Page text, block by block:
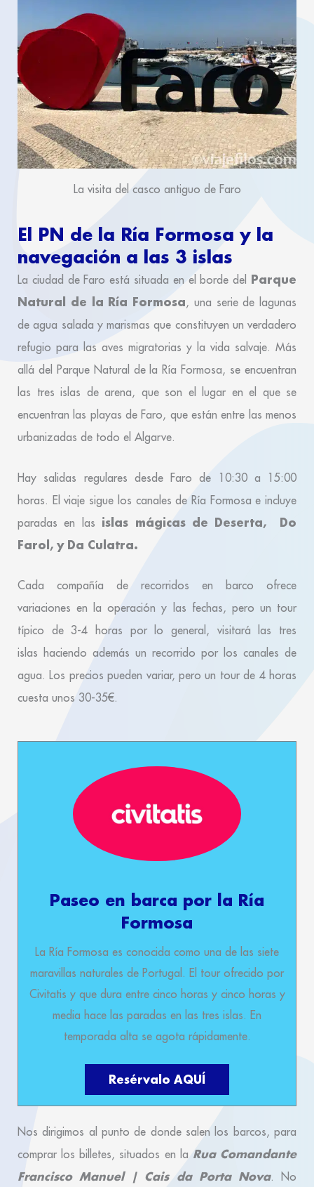
La visita del casco antiguo de Faro
El PN de la Ría Formosa y la
navegación a las 3 islas
La ciudad de Faro está situada en el borde del Parque
Natural de la Ría Formosa, una serie de lagunas
de agua salada y marismas que constituyen un verdadero
refugio para las aves migratorias y la vida salvaje. Más
allá del Parque Natural de la Ría Formosa, se encuentran
las tres islas de arena, que son el lugar en el que se
encuentran las playas de Faro, que están entre las menos
urbanizadas de todo el Algarve.
Hay salidas regulares desde Faro de 10:30 a 15:00
horas. El viaje sigue los canales de Ría Formosa e incluye
paradas en las islas mágicas de Deserta, Do
Farol, y Da Culatra.
Cada compañía de recorridos en barco ofrece
variaciones en la operación y las fechas, pero un tour
típico de 3-4 horas por lo general, visitará las tres
islas haciendo además un recorrido por los canales de
agua. Los precios pueden variar, pero un tour de 4 horas
cuesta unos 30-35€.
Paseo en barca por la Ría
Formosa
La Ría Formosa es conocida como una de las siete
maravillas naturales de Portugal. El tour ofrecido por
Civitatis y que dura entre cinco horas y cinco horas y
media hace las paradas en las tres islas. En
temporada alta se agota rápidamente.
Resérvalo AQUÍ
Nos dirigimos al punto de donde salen los barcos, para
comprar los billetes, situados en la Rua Comandante
Francisco Manuel | Cais da Porta Nova. No